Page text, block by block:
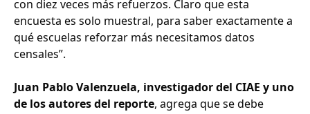
con diez veces más refuerzos. Claro que esta
encuesta es solo muestral, para saber exactamente a
qué escuelas reforzar más necesitamos datos
censales”.
Juan Pablo Valenzuela, investigador del CIAE y uno
de los autores del reporte, agrega que se debe